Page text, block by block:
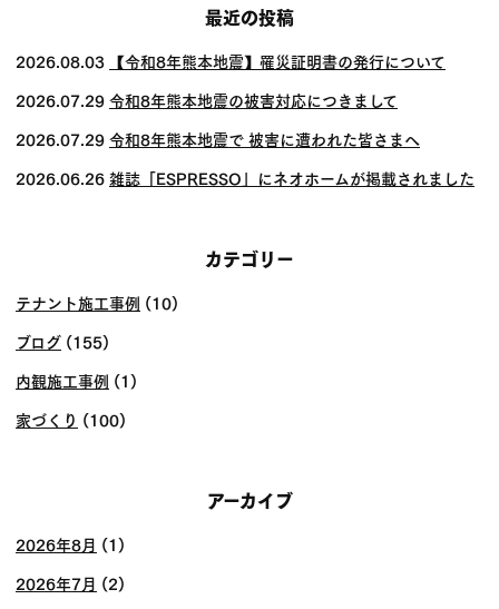
ゲー
ショ
ン
最近の投稿
2026.08.03 【令和8年熊本地震】罹災証明書の発行について
2026.07.29令和8年熊本地震の被害対応につきまして
2026.07.29令和8年熊本地震で 被害に遭われた皆さまへ
2026.06.26雑誌「ESPRESSO」にネオホームが掲載されました
カテゴリー
テナント施工事例 (10)
ブログ (155)
内観施工事例 (1)
家づくり (100)
アーカイブ
2026年8月 (1)
2026年7月 (2)